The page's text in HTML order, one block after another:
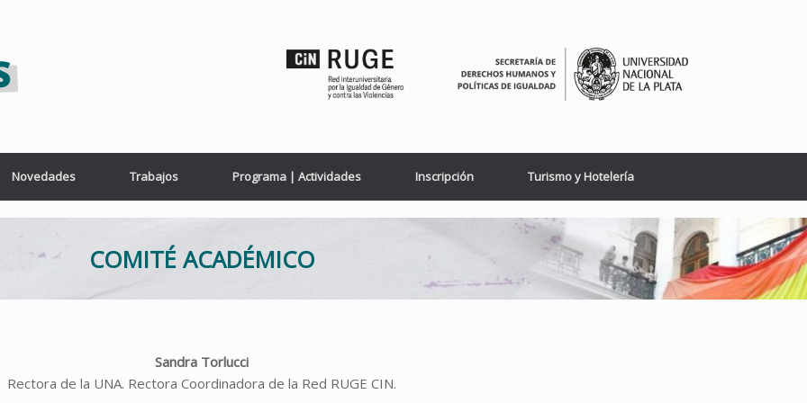
Novedades Trabajos Programa | Actividades Inscripción
Turismo y Hotelería
COMITÉ ACADÉMICO
Sandra Torlucci
Rectora de la UNA. Rectora Coordinadora de la Red RUGE CIN.